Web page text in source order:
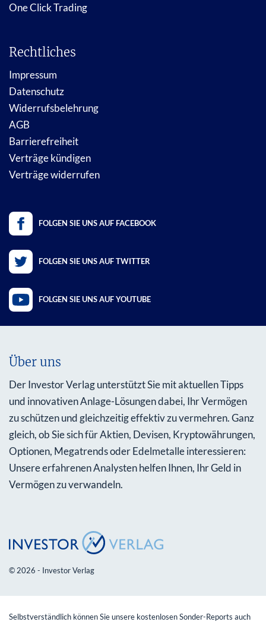
One Click Trading
Rechtliches
Impressum
Datenschutz
Widerrufsbelehrung
AGB
Barrierefreiheit
Verträge kündigen
Verträge widerrufen
FOLGEN SIE UNS AUF FACEBOOK
FOLGEN SIE UNS AUF TWITTER
FOLGEN SIE UNS AUF YOUTUBE
Über uns
Der Investor Verlag unterstützt Sie mit aktuellen Tipps
und innovativen Anlage-Lösungen dabei, Ihr Vermögen
zu schützen und gleichzeitig effektiv zu vermehren. Ganz
gleich, ob Sie sich für Aktien, Devisen, Kryptowährungen,
Optionen, Megatrends oder Edelmetalle interessieren:
Unsere erfahrenen Analysten helfen Ihnen, Ihr Geld in
Vermögen zu verwandeln.
© 2026 - Investor Verlag
Selbstverständlich können Sie unsere kostenlosen Sonder-Reports auch